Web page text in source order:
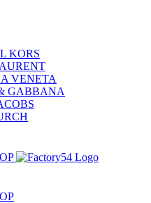
KORS
VENETA
GABBANA